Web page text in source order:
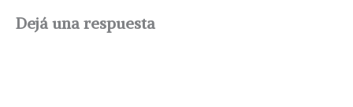
Dejá una respuesta